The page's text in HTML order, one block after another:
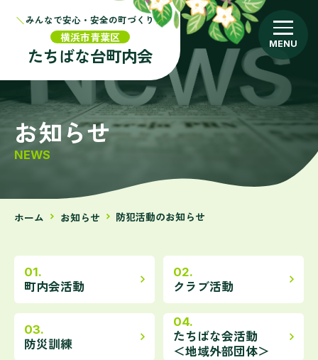
みんなで安心・安全の町づくり
横浜市青葉区
たちばな台町内会
こども会
防災
arrow_forward たちばな台の今昔
arrow_forward お知らせ
お知らせ
NEWS
ホーム お知らせ 防犯活動のお知らせ
町内会活動
navigate_next
クラブ活動
navigate_next
防災訓練
navigate_next
たちばな会活動
＜地域外部団体＞
navigate_next